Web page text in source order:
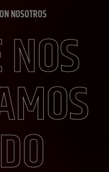
NOSOTROS